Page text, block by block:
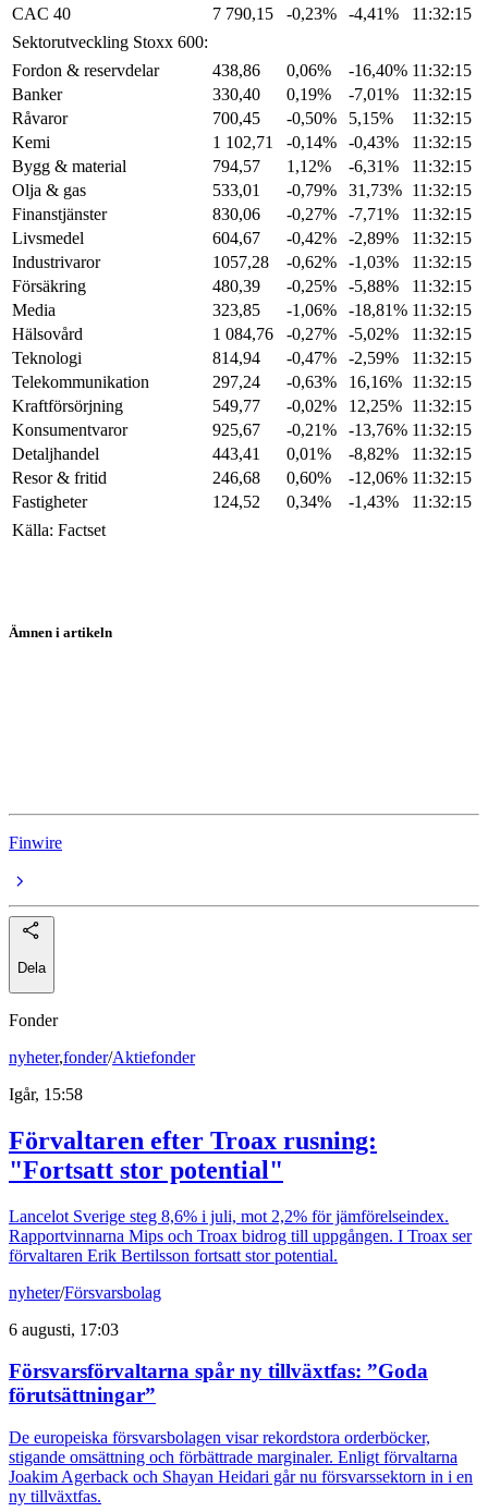
CAC 40
7 790,15 -0,23% -4,41%
11:32:15
Sektorutveckling Stoxx 600:
Fordon & reservdelar
438,86 0,06% -16,40% 11:32:15
Banker
330,40 0,19% -7,01%
11:32:15
Råvaror
700,45 -0,50% 5,15%
11:32:15
Kemi
1 102,71 -0,14% -0,43%
11:32:15
Bygg & material
794,57 1,12% -6,31%
11:32:15
Olja & gas
533,01 -0,79% 31,73% 11:32:15
Finanstjänster
830,06 -0,27% -7,71%
11:32:15
Livsmedel
604,67 -0,42% -2,89%
11:32:15
Industrivaror
1057,28 -0,62% -1,03%
11:32:15
Försäkring
480,39 -0,25% -5,88%
11:32:15
Media
323,85 -1,06% -18,81% 11:32:15
Hälsovård
1 084,76 -0,27% -5,02%
11:32:15
Teknologi
814,94 -0,47% -2,59%
11:32:15
Telekommunikation
297,24 -0,63% 16,16% 11:32:15
Kraftförsörjning
549,77 -0,02% 12,25% 11:32:15
Konsumentvaror
925,67 -0,21% -13,76% 11:32:15
Detaljhandel
443,41 0,01% -8,82%
11:32:15
Resor & fritid
246,68 0,60% -12,06% 11:32:15
Fastigheter
124,52 0,34% -1,43%
11:32:15
Källa: Factset
Ämnen i artikeln
Finwire
Dela
Fonder
nyheter,fonder/Aktiefonder
Igår, 15:58
Förvaltaren efter Troax rusning:
"Fortsatt stor potential"
Lancelot Sverige steg 8,6% i juli, mot 2,2% för jämförelseindex.
Rapportvinnarna Mips och Troax bidrog till uppgången. I Troax ser
förvaltaren Erik Bertilsson fortsatt stor potential.
nyheter/Försvarsbolag
6 augusti, 17:03
Försvarsförvaltarna spår ny tillväxtfas: ”Goda
förutsättningar”
De europeiska försvarsbolagen visar rekordstora orderböcker,
stigande omsättning och förbättrade marginaler. Enligt förvaltarna
Joakim Agerback och Shayan Heidari går nu försvarssektorn in i en
ny tillväxtfas.